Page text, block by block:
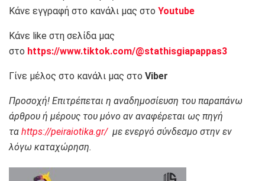
Κάνε εγγραφή στο κανάλι μας στο Youtube
Κάνε like στη σελίδα μας
στο https://www.tiktok.com/@stathisgiapappas3
Γίνε μέλος στο κανάλι μας στο Viber
Προσοχή! Επιτρέπεται η αναδημοσίευση του παραπάνω
άρθρου ή μέρους του μόνο αν αναφέρεται ως πηγή
τα https://peiraiotika.gr/με ενεργό σύνδεσμο στην εν
λόγω καταχώρηση.